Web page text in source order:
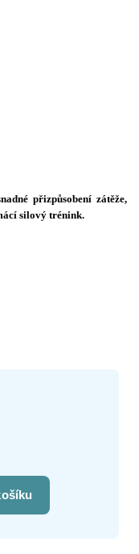
přizpůsobení zátěže,
silový trénink.